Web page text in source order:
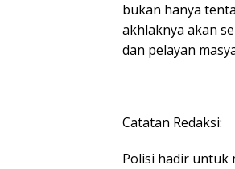
bukan hanya
akhlaknya akan
dan pelayan
Catatan Redaksi:
Polisi hadir untuk